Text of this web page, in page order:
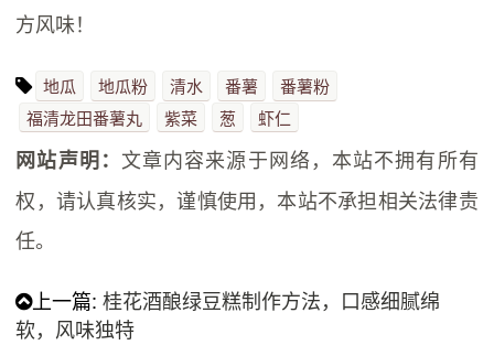
方风味！
地瓜 地瓜粉 清水 番薯
番薯粉
福清龙田番薯丸
紫菜 葱 虾仁
网站声明： 文章内容来源于网络，本站不拥有所有
权，请认真核实，谨慎使用，本站不承担相关法律责
任。
上一篇:桂花酒酿绿豆糕制作方法，口感细腻绵
软，风味独特